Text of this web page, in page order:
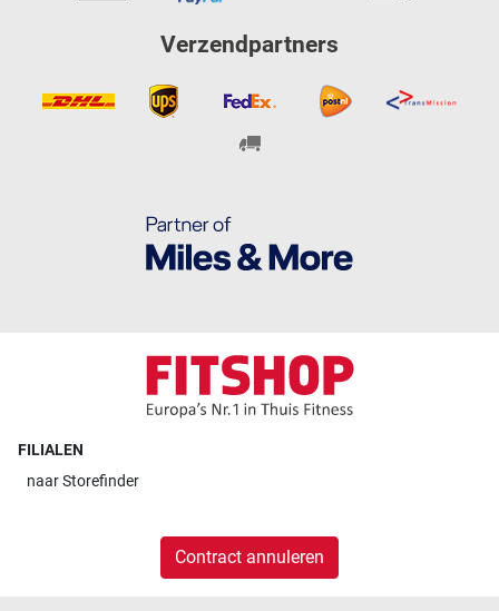
Verzendpartners
FILIALEN
naarStorefinder
Contract annuleren